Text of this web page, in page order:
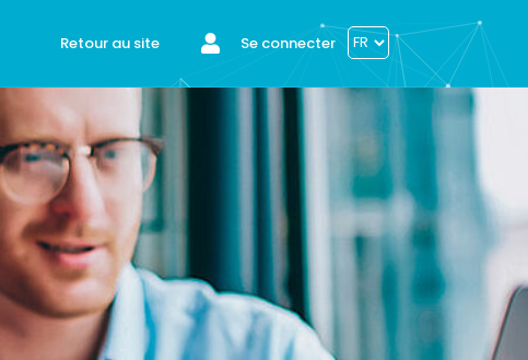
Retour au site Se connecter